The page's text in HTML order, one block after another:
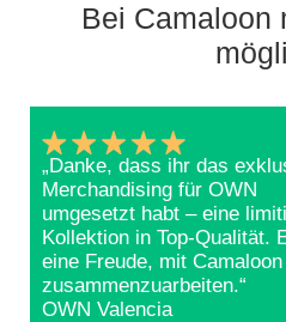
Bei Camaloon
„Danke, dass ihr das
Merchandising für OWN
umgesetzt habt – eine
Kollektion in Top-Qualität.
eine Freude, mit Camaloon
zusammenzuarbeiten.“
OWN Valencia